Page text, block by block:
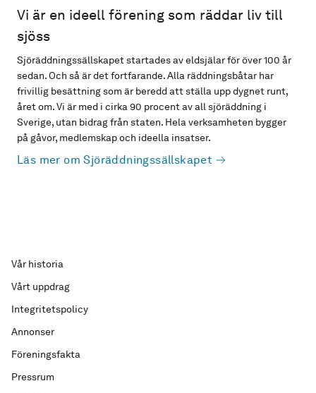
Vi är en ideell förening som räddar liv till
sjöss
Sjöräddningssällskapet startades av eldsjälar för över 100 år
sedan. Och så är det fortfarande. Alla räddningsbåtar har
frivillig besättning som är beredd att ställa upp dygnet runt,
året om. Vi är med i cirka 90 procent av all sjöräddning i
Sverige, utan bidrag från staten. Hela verksamheten bygger
på gåvor, medlemskap och ideella insatser.
Läs mer om Sjöräddningssällskapet
Vår historia
Vårt uppdrag
Integritetspolicy
Annonser
Föreningsfakta
Pressrum